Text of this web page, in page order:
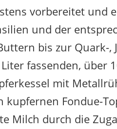
vorbereitet und
und der
bis zur Quark-
fassenden, über
mit
kupfernen Fondue-
Milch durch die